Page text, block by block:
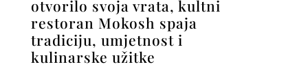
otvorilo svoja vrata, kultni
restoran Mokosh spaja
tradiciju, umjetnost i
kulinarske užitke